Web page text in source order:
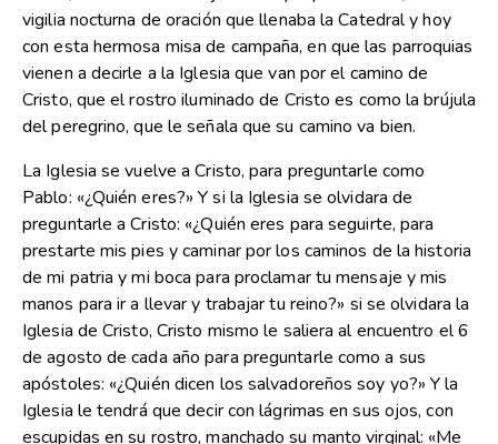
vigilia nocturna de oración que llenaba la Catedral y hoy
con esta hermosa misa de campaña, en que las parroquias
vienen a decirle a la Iglesia que van por el camino de
Cristo, que el rostro iluminado de Cristo es como la brújula
del peregrino, que le señala que su camino va bien.
La Iglesia se vuelve a Cristo, para preguntarle como
Pablo: «¿Quién eres?» Y si la Iglesia se olvidara de
preguntarle a Cristo: «¿Quién eres para seguirte, para
prestarte mis pies y caminar por los caminos de la historia
de mi patria y mi boca para proclamar tu mensaje y mis
manos para ir a llevar y trabajar tu reino?» si se olvidara la
Iglesia de Cristo, Cristo mismo le saliera al encuentro el 6
de agosto de cada año para preguntarle como a sus
apóstoles: «¿Quién dicen los salvadoreños soy yo?» Y la
Iglesia le tendrá que decir con lágrimas en sus ojos, con
escupidas en su rostro, manchado su manto virginal: «Me